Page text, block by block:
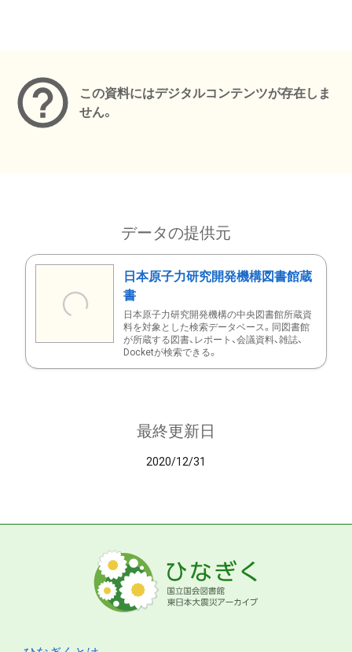
この資料にはデジタルコンテンツが存在しま
せん。
データの提供元
日本原子力研究開発機構図書館蔵
書
日本原子力研究開発機構の中央図書館所蔵資
料を対象とした検索データベース。同図書館
が所蔵する図書、レポート、会議資料、雑誌、
Docketが検索できる。
最終更新日
2020/12/31